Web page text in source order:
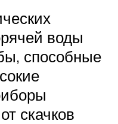
воды
способные
скачков